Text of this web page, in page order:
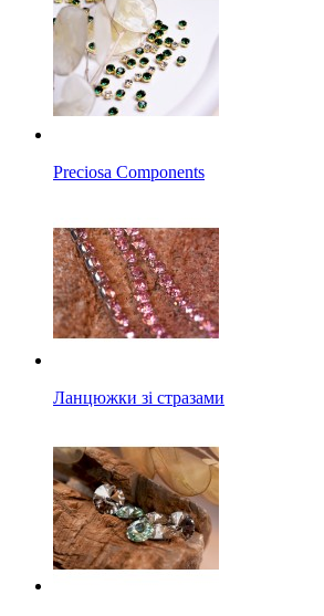
Preciosa Components
Ланцюжки зі стразами